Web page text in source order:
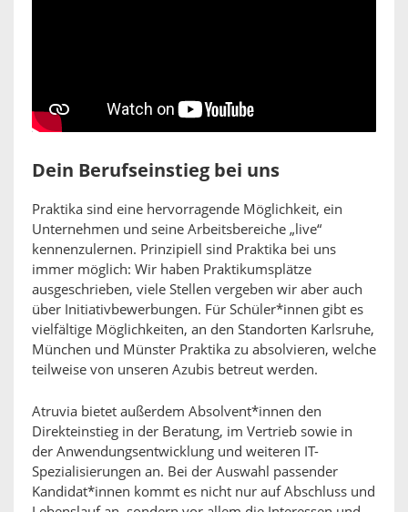
Dein Berufseinstieg bei uns
Praktika sind eine hervorragende Möglichkeit, ein
Unternehmen und seine Arbeitsbereiche „live“
kennenzulernen. Prinzipiell sind Praktika bei uns
immer möglich: Wir haben Praktikumsplätze
ausgeschrieben, viele Stellen vergeben wir aber auch
über Initiativbewerbungen. Für Schüler*innen gibt es
vielfältige Möglichkeiten, an den Standorten Karlsruhe,
München und Münster Praktika zu absolvieren, welche
teilweise von unseren Azubis betreut werden.
Atruvia bietet außerdem Absolvent*innen den
Direkteinstieg in der Beratung, im Vertrieb sowie in
der Anwendungsentwicklung und weiteren IT-
Spezialisierungen an. Bei der Auswahl passender
Kandidat*innen kommt es nicht nur auf Abschluss und